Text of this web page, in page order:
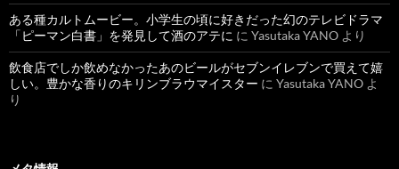
ある種カルトムービー。小学生の頃に好きだった幻のテレビドラマ
「ピーマン白書」を発見して酒のアテに に Yasutaka YANO より
飲食店でしか飲めなかったあのビールがセブンイレブンで買えて嬉
しい。豊かな香りのキリンブラウマイスター に Yasutaka YANO よ
り